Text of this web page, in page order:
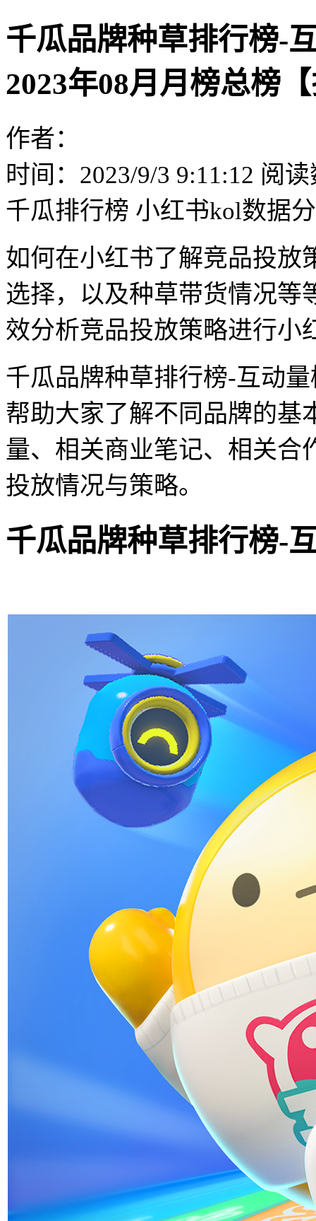
千瓜品牌种草排行榜-
2023年08月月榜总榜
作者：
时间：2023/9/3 9:11:12 阅读
千瓜排行榜 小红书kol数据
如何在小红书了解竞品投放
选择，以及种草带货情况等
效分析竞品投放策略进行小
千瓜品牌种草排行榜-互动
帮助大家了解不同品牌的基
量、相关商业笔记、相关合
投放情况与策略。
千瓜品牌种草排行榜-